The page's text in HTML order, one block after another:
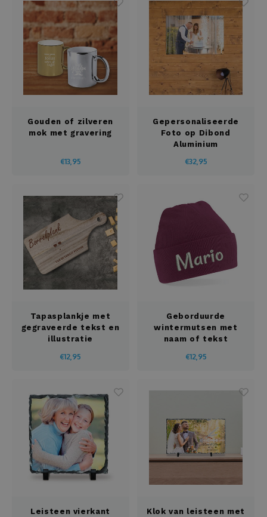
Gouden of zilveren
mok met gravering
€13,95
Gepersonaliseerde
Foto op Dibond
Aluminium
€32,95
Tapasplankje met
gegraveerde tekst en
illustratie
€12,95
Geborduurde
wintermutsen met
naam of tekst
€12,95
Leisteen vierkant
Klok van leisteen met